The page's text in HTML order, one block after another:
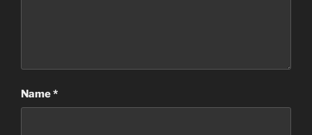
Name*